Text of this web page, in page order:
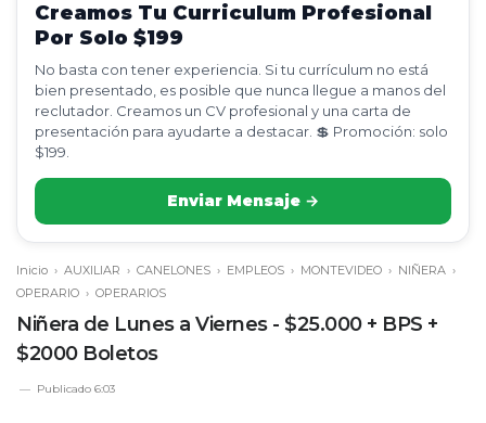
Creamos Tu Curriculum Profesional
Por Solo $199
No basta con tener experiencia. Si tu currículum no está
bien presentado, es posible que nunca llegue a manos del
reclutador. Creamos un CV profesional y una carta de
presentación para ayudarte a destacar. 💲 Promoción: solo
$199.
Enviar Mensaje →
Inicio › AUXILIAR › CANELONES › EMPLEOS › MONTEVIDEO › NIÑERA ›
OPERARIO › OPERARIOS
Niñera de Lunes a Viernes - $25.000 + BPS +
$2000 Boletos
Publicado 6:03